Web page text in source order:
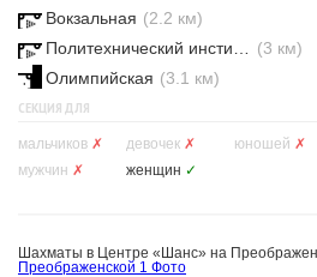
Вокзальная (2.2 км)
(3 км)
Олимпийская (3.1 км)
СЕКЦИЯ ДЛЯ
мальчиков ✗ девочек ✗ юношей ✗
мужчин ✗ женщин ✓
Шахматы в Центре «Шанс» на
Преображенской 1 Фото